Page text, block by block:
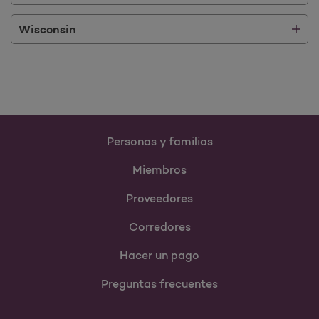
Wisconsin
Personas y familias
Miembros
Proveedores
Corredores
Hacer un pago
Preguntas frecuentes